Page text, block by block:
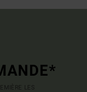
LES